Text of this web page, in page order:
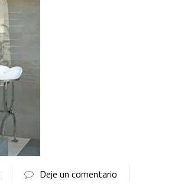
Deje un comentario